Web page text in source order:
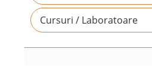
Cursuri / Laboratoare